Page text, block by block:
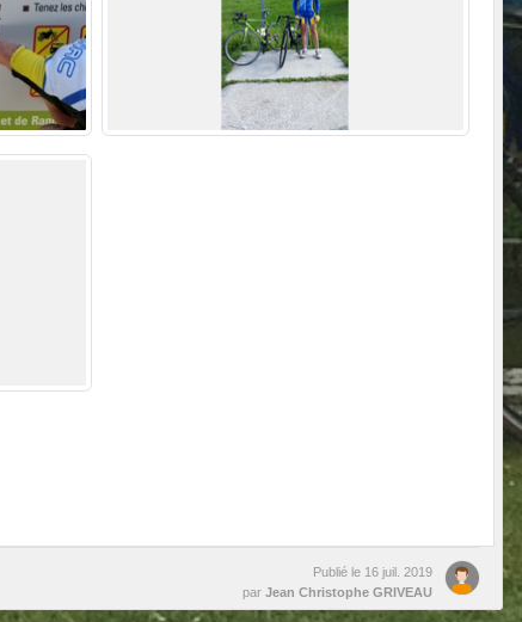
Publié le 16 juil. 2019
par Jean Christophe GRIVEAU